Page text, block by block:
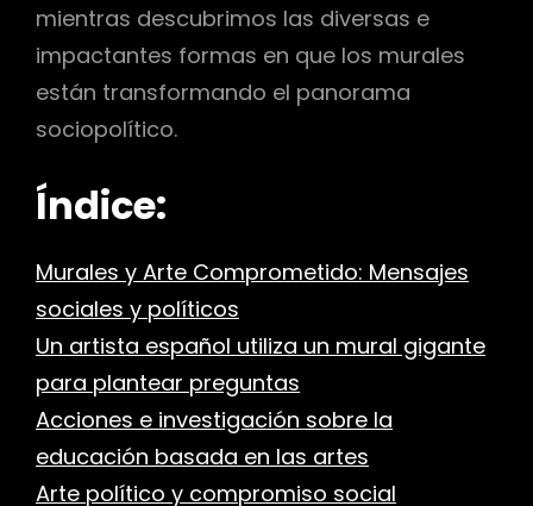
mientras descubrimos las diversas e
impactantes formas en que los murales
están transformando el panorama
sociopolítico.
Índice:
Murales y Arte Comprometido: Mensajes
sociales y políticos
Un artista español utiliza un mural gigante
para plantear preguntas
Acciones e investigación sobre la
educación basada en las artes
Arte político y compromiso social